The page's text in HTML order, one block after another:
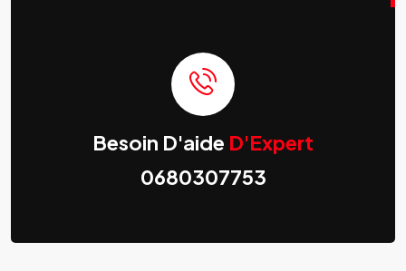
Besoin D'aide D'Expert
0680307753